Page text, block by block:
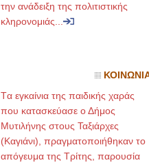
την ανάδειξη της πολιτιστικής
κληρονομιάς...
Tα εγκαίνια της παιδικής χαράς
που κατασκεύασε ο Δήμος
Μυτιλήνης στους Ταξιάρχες
(Καγιάνι), πραγματοποιήθηκαν το
απόγευμα της Τρίτης, παρουσία